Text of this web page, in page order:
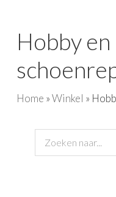
Hobby en
Home »Winkel »